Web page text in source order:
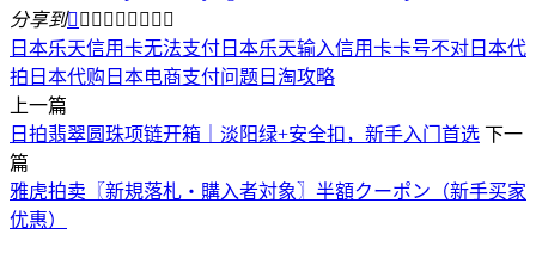
分享到        
日本乐天信用卡无法支付 日本乐天输入信用卡卡号不对 日本代
拍 日本代购 日本电商支付问题 日淘攻略
上一篇
日拍翡翠圆珠项链开箱｜淡阳绿+安全扣，新手入门首选 下一
篇
雅虎拍卖〖新規落札・購入者対象〗半額クーポン（新手买家
优惠）